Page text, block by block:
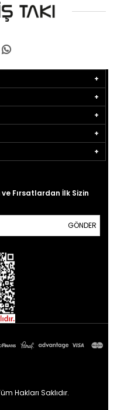
Fırsatlardan İlk Sizin
GÖNDER
Hakları Saklıdır.